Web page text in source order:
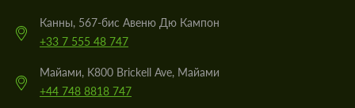
Канны, 567-бис Авеню Дю Кампон
+33 7 555 48 747
Майами, K800 Brickell Ave, Майами
+44 748 8818 747